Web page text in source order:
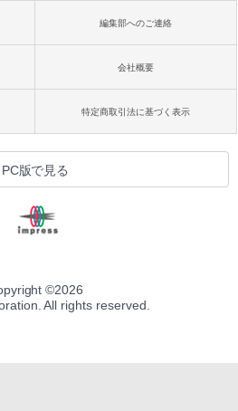
編集部へのご連絡
会社概要
特定商取引法に基づく表示
PC版で見る
©2026
All rights reserved.